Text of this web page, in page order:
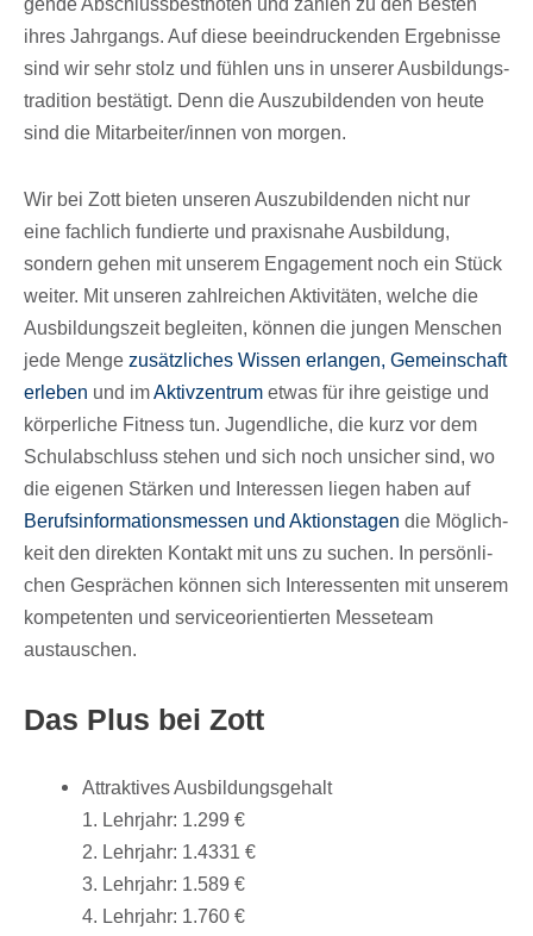
ihres Jahr­gangs. Auf diese beein­dru­cken­den Ergeb­nisse
sind wir sehr stolz und fühlen uns in unse­rer Ausbil­dungs­
tra­di­tion bestä­tigt. Denn die Auszu­bil­den­den von heute
sind die Mitarbeiter/​innen von morgen.
Wir bei Zott bieten unse­ren Auszu­bil­den­den nicht nur
eine fach­lich fundierte und praxis­nahe Ausbil­dung,
sondern gehen mit unse­rem Enga­ge­ment noch ein Stück
weiter. Mit unse­ren zahl­rei­chen Akti­vi­tä­ten, welche die
Ausbil­dungs­zeit beglei­ten, können die jungen Menschen
jede Menge zusätz­li­ches Wissen erlan­gen, Gemein­schaft
erle­ben und imAktiv­zen­trum etwas für ihre geis­tige und
körper­li­che Fitness tun. Jugend­li­che, die kurz vor dem
Schul­ab­schluss stehen und sich noch unsi­cher sind, wo
die eige­nen Stär­ken und Inter­es­sen liegen haben auf
Berufs­in­for­ma­ti­ons­mes­sen und Akti­ons­ta­gen die Möglich­
keit den direk­ten Kontakt mit uns zu suchen. In persön­li­
chen Gesprä­chen können sich Inter­es­sen­ten mit unse­rem
kompe­ten­ten und service­ori­en­tier­ten Messe­team
austauschen.
Das Plus bei Zott
Attrak­ti­ves Ausbildungsgehalt
1. Lehr­jahr: 1.299 €
2. Lehr­jahr: 1.4331 €​
3. Lehr­jahr: 1.589 €
4. Lehr­jahr: 1.760 €